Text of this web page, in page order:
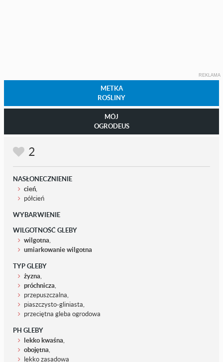
REKLAMA
METKA
ROŚLINY
MÓJ
OGRODEUS
2
NASŁONECZNIENIE
cień
półcień
WYBARWIENIE
WILGOTNOŚĆ GLEBY
wilgotna
umiarkowanie wilgotna
TYP GLEBY
żyzna
próchnicza
przepuszczalna,
piaszczysto-gliniasta,
przeciętna gleba ogrodowa
PH GLEBY
lekko kwaśna
obojętna
lekko zasadowa